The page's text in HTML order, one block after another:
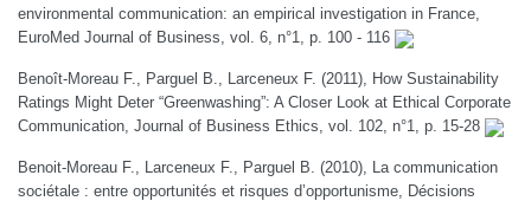
environmental communication: an empirical investigation in France,
EuroMed Journal of Business, vol. 6, n°1, p. 100 - 116
Benoît-Moreau F., Parguel B., Larceneux F. (2011), How Sustainability
Ratings Might Deter “Greenwashing”: A Closer Look at Ethical Corporate
Communication, Journal of Business Ethics, vol. 102, n°1, p. 15-28
Benoit-Moreau F., Larceneux F., Parguel B. (2010), La communication
sociétale : entre opportunités et risques d’opportunisme, Décisions